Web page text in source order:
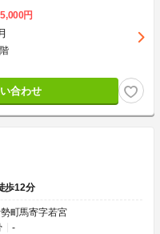
5,000円
合わせ
歩12分
町馬寄字若宮
-